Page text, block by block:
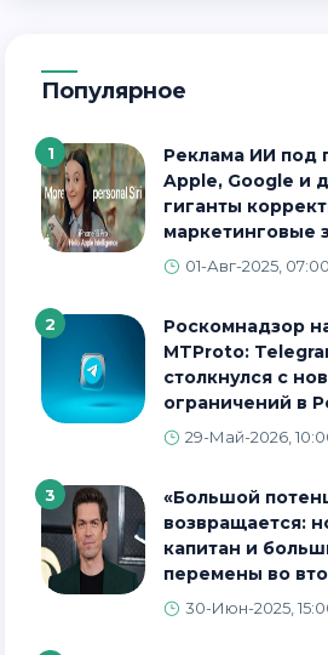
Популярное
1
Реклама ИИ под прицелом:
Apple, Google и
гиганты
маркетинговые
01-Авг-2025, 07:00
2
Роскомнадзор нацелился на
MTProto:
столкнулся с
ограничений в
29-Май-2026,
3
«Большой потенциал»
возвращается:
капитан и
перемены во
30-Июн-2025,